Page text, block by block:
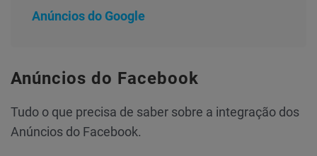
Anúncios do Google
Anúncios do Facebook
Tudo o que precisa de saber sobre a integração dos
Anúncios do Facebook.